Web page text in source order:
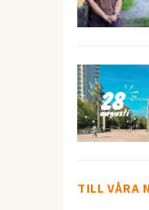
TILL VÅRA